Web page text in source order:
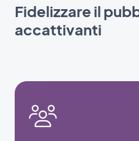
Fidelizzare il
accattivanti